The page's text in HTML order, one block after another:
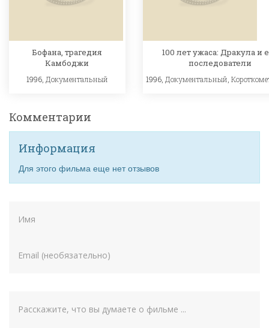
Бофана, трагедия
Камбоджи
1996, Документальный
100 лет ужаса: Дракула и
последователи
1996, Документальный ,
Комментарии
Информация
Для этого фильма еще нет отзывов